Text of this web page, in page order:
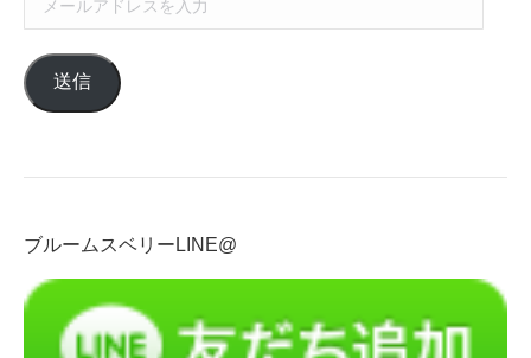
ー
ル
ア
ス
入
送信
ブルームスベリーLINE@